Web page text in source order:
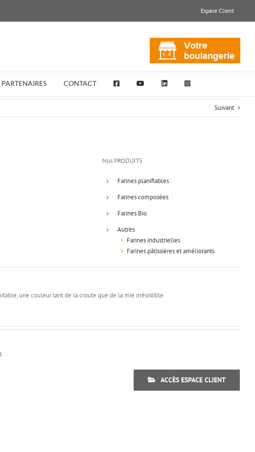
Espace Client
PARTENAIRES CONTACT
Suivant
Nos PRODUITS
Farines planifiables
Farines composées
Farines Bio
Autres
> Farines industrielles
> Farines pâtissières et améliorants
une couleur tant de la croute que de la mie irrésistible.
ACCÈS ESPACE CLIENT